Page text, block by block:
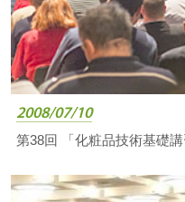
2008/07/10
第38回 「化粧品技術基礎講